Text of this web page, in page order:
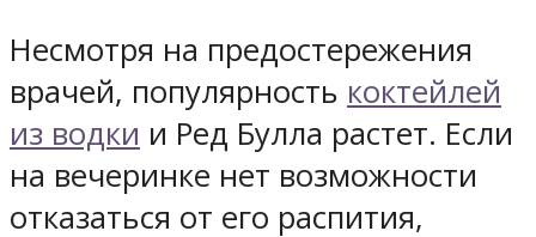
Несмотря на предостережения
врачей, популярность коктейлей
из водки и Ред Булла растет. Если
на вечеринке нет возможности
отказаться от его распития,